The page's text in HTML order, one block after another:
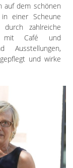
auf dem schönen
einer Scheune
zahlreiche
mit Café und
Ausstellungen,
und wirke